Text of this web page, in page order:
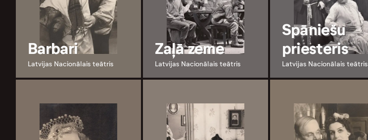
Barbari
Latvijas Nacionālais teātris
Zaļā zeme
Latvijas Nacionālais teātris
Spāniešu
priesteris
Latvijas Nacionālais teātris